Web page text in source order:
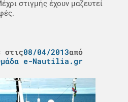
στιγμής έχουν μαζευτεί
στις08/04/2013από
e-Nautilia.gr